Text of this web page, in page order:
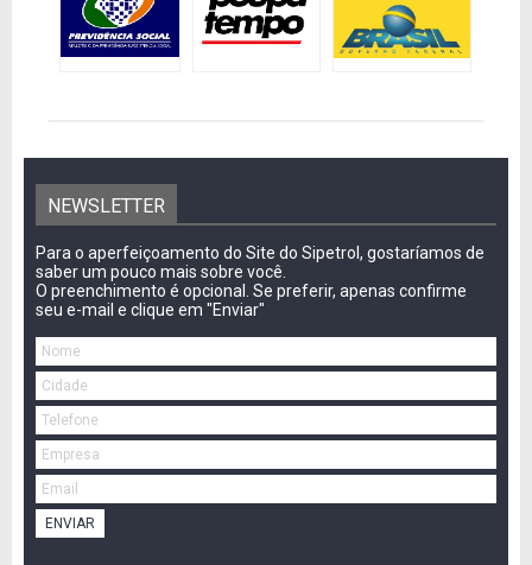
NEWSLETTER
Para o aperfeiçoamento do Site do Sipetrol, gostaríamos de
saber um pouco mais sobre você.
O preenchimento é opcional. Se preferir, apenas confirme
seu e-mail e clique em "Enviar"
ENVIAR